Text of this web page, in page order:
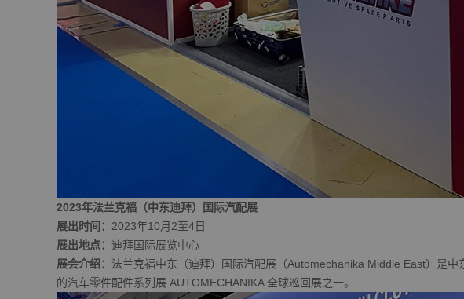
2023年法兰克福（中东迪拜）国际汽配展
展出时间： 2023年10月2至4日
展出地点： 迪拜国际展览中心
展会介绍： 法兰克福中东（迪拜）国际汽配展（Automechanika Middle East）是
的汽车零件配件系列展 AUTOMECHANIKA 全球巡回展之一。